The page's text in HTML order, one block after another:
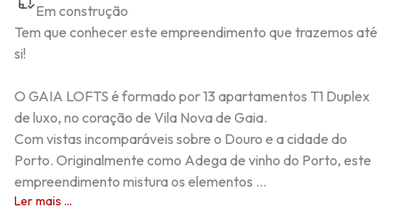
Em construção
Tem que conhecer este empreendimento que trazemos até
si!
O GAIA LOFTS é formado por 13 apartamentos T1 Duplex
de luxo, no coração de Vila Nova de Gaia.
Com vistas incomparáveis sobre o Douro e a cidade do
Porto. Originalmente como Adega de vinho do Porto, este
empreendimento mistura os elementos ...
Ler mais ...